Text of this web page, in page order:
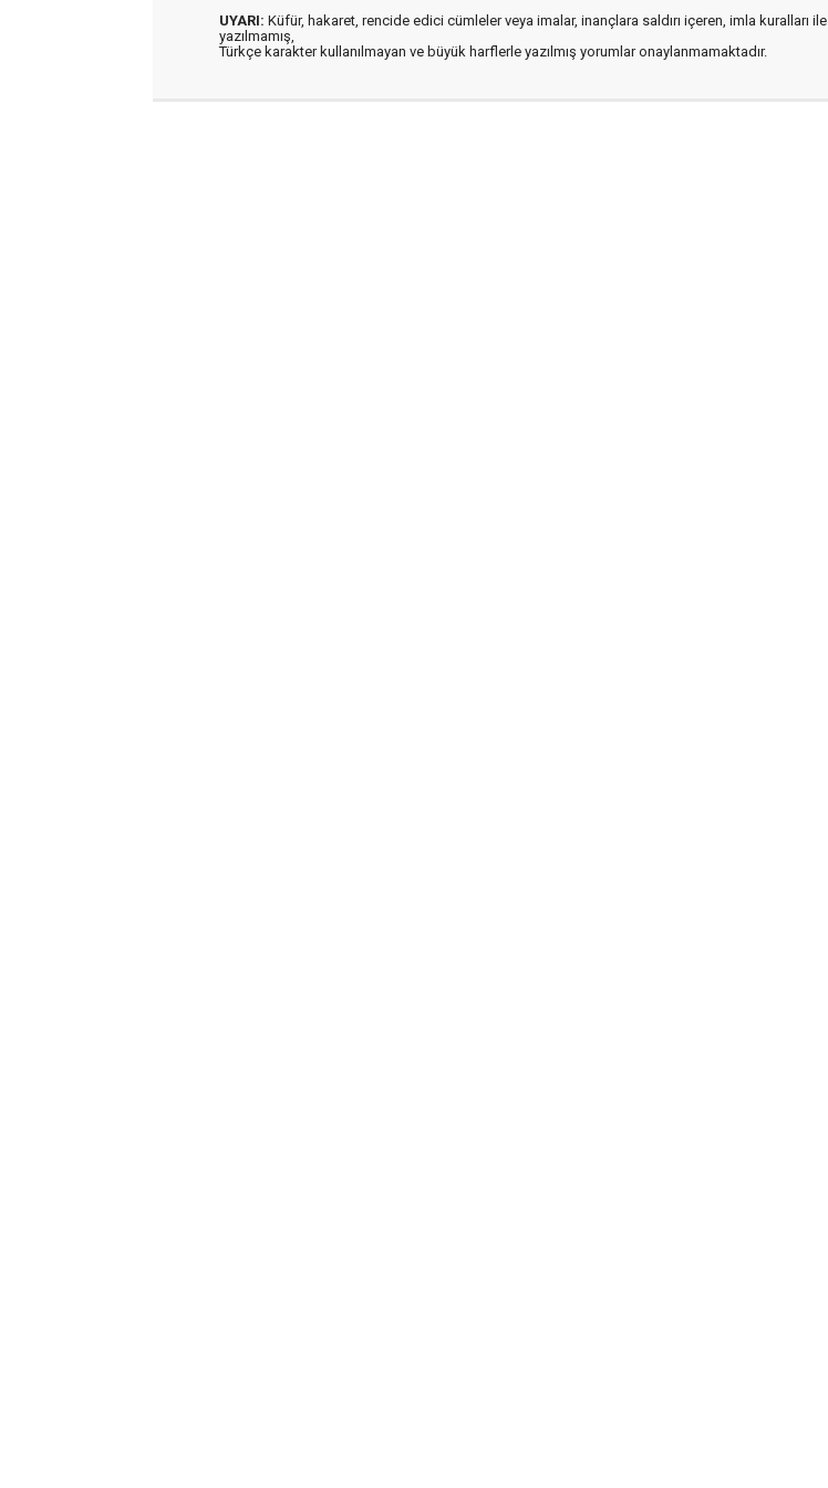
UYARI: Küfür, hakaret, rencide edici cümleler veya imalar, inançlara saldırı içeren, imla kuralları ile
yazılmamış,
Türkçe karakter kullanılmayan ve büyük harflerle yazılmış yorumlar onaylanmamaktadır.